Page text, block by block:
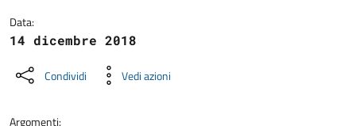
Data:
14 dicembre 2018
Condividi Vedi azioni
Argomenti: